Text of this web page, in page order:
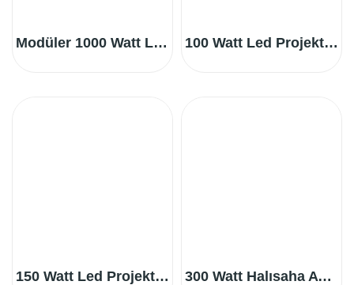
Modüler 1000 Watt LED Büyük Halı Saha Aydınlatma 100 Watt Led Projektör (CE Sertifikalı)
150 Watt Led Projektör (CE Sertifikalı) 300 Watt Halısaha Aydınlatma (CE Sertifikalı)